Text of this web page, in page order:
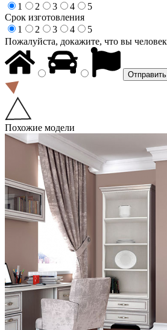
1
2 3 4
5
Срок изготовления
1
2 3 4
5
Пожалуйста, докажите, что вы
Похожие модели